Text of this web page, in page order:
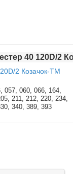
2 Козачок-ТМ
057, 060, 066, 164,
211, 212, 220, 234,
340, 389, 393